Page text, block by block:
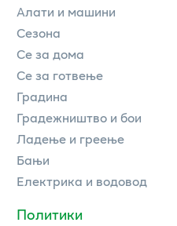
Алати и машини
Сезона
Се за дома
Се за готвење
Градина
Градежништво и бои
Ладење и греење
Бањи
Електрика и водовод
Политики